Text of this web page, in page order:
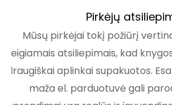
Pirkėjų
Mūsų pirkėjai tokį požiūrį
teigiamais atsiliepimais, kad
draugiškai aplinkai supakuotos.
maža el. parduotuvė gali